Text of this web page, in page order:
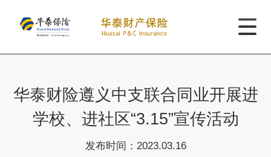
华泰财险遵义中支联合同业开展进
学校、进社区“3.15”宣传活动
发布时间： 2023.03.16